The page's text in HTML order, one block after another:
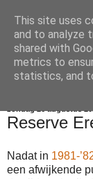
Reserve
Nadat in 1981-
een afwijkende
This site uses
and to analyze
shared with
metrics to
statistics, and